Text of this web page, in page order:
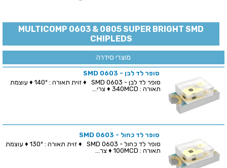
MULTICOMP 0603 & 0805 SUPER BRIGHT SMD
CHIPLEDS
מוצרי סידרה
סופר לד לבן - SMD 0603
סופר לד לבן - SMD 0603 ♦ זוית תאורה : 140º ♦ עוצמת
תאורה : 340MCD ♦ צרי...
סופר לד כחול - SMD 0603
סופר לד כחול - SMD 0603 ♦ זוית תאורה : 130º ♦ עוצמת
תאורה : 100MCD ♦ צר...